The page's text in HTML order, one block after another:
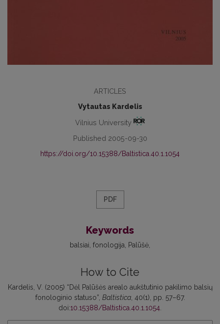
ARTICLES
Vytautas Kardelis
Vilnius University
Published 2005-09-30
https://doi.org/10.15388/Baltistica.40.1.1054
PDF
Keywords
balsiai fonologija Palūšė
How to Cite
Kardelis, V. (2005) “Dėl Palūšės arealo aukštutinio pakilimo balsių
fonologinio statuso”, Baltistica, 40(1), pp. 57–67.
doi:10.15388/Baltistica.40.1.1054